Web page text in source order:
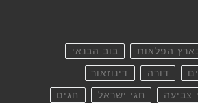
הפלאות בוב הבנאי
דורה דינוזאור
צביעה חגי ישראל חגים